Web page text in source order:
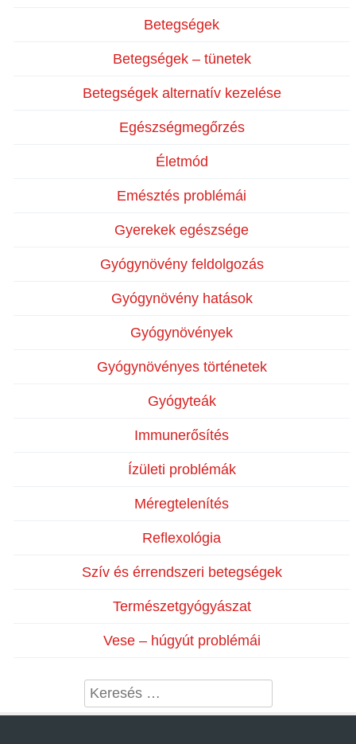
Betegségek
Betegségek – tünetek
Betegségek alternatív kezelése
Egészségmegőrzés
Életmód
Emésztés problémái
Gyerekek egészsége
Gyógynövény feldolgozás
Gyógynövény hatások
Gyógynövények
Gyógynövényes történetek
Gyógyteák
Immunerősítés
Ízületi problémák
Méregtelenítés
Reflexológia
Szív és érrendszeri betegségek
Természetgyógyászat
Vese – húgyút problémái
Search